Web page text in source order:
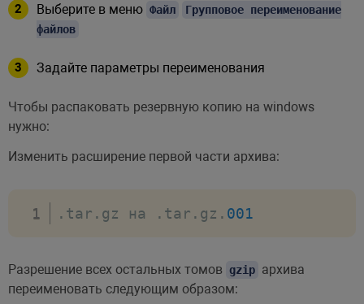
Выберите в меню Файл
Групповое переименование
файлов
Задайте параметры переименования
Чтобы распаковать резервную копию на windows
нужно:
Изменить расширение первой части архива:
. tar . gz на . tar . gz . 001
Разрешение всех остальных томов gzip архива
переименовать следующим образом: